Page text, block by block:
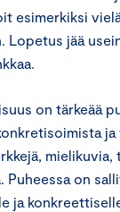
esimerkiksi
Lopetus jää
on tärkeää
mielikuvia,
Puheessa on
ja